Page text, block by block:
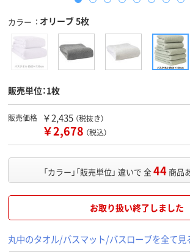
カラー オリーブ 5枚
販売単位：1枚
販売価格 ￥2,435 （税抜き）
￥2,678 （税込）
「カラー」「販売単位」 違いで 全44 商品
お取り扱い終了しました
丸中のタオル/バスマット/バスローブを全て見